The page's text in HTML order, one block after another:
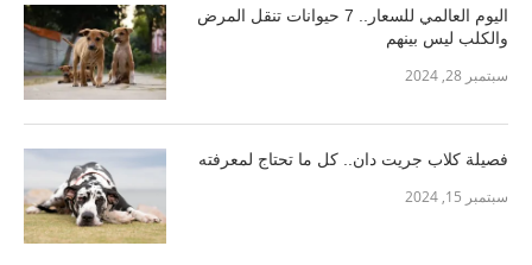
اليوم العالمي للسعار.. 7 حيوانات تنقل المرض
والكلب ليس بينهم
سبتمبر 28, 2024
فصيلة كلاب جريت دان.. كل ما تحتاج لمعرفته
سبتمبر 15, 2024